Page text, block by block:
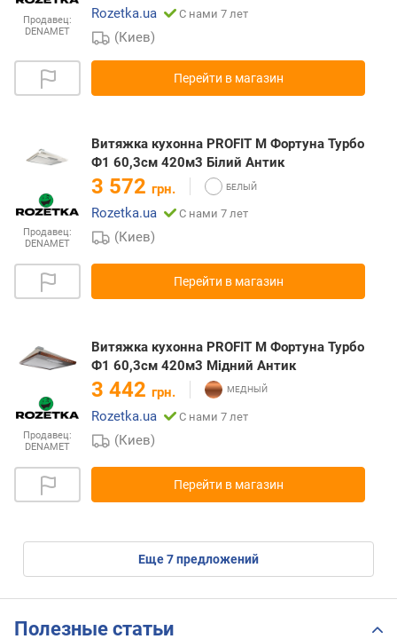
Продавец:
DENAMET
Rozetka.ua
С нами 7 лет
(Киев)
Перейти в магазин
Продавец:
DENAMET
Витяжка кухонна PROFIT M Фортуна Турбо
Ф1 60,3см 420м3 Білий Антик
3 572 грн.
Rozetka.ua
С нами 7 лет
(Киев)
Перейти в магазин
Продавец:
DENAMET
Витяжка кухонна PROFIT M Фортуна Турбо
Ф1 60,3см 420м3 Мідний Антик
3 442 грн.
Rozetka.ua
С нами 7 лет
(Киев)
Перейти в магазин
eще7предложений
Полезные статьи